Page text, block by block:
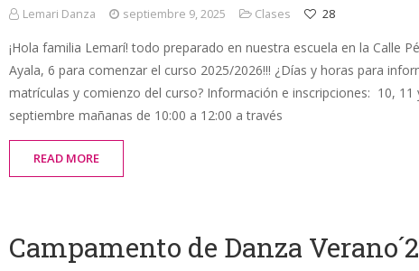
Lemari Danza septiembre 9, 2025 Clases 28
¡Hola familia Lemarí! todo preparado en nuestra escuela en la Calle
Ayala, 6 para comenzar el curso 2025/2026!!! ¿Días y horas para
matrículas y comienzo del curso? Información e inscripciones: 10, 11
septiembre mañanas de 10:00 a 12:00 a través
READ MORE
Campamento de Danza